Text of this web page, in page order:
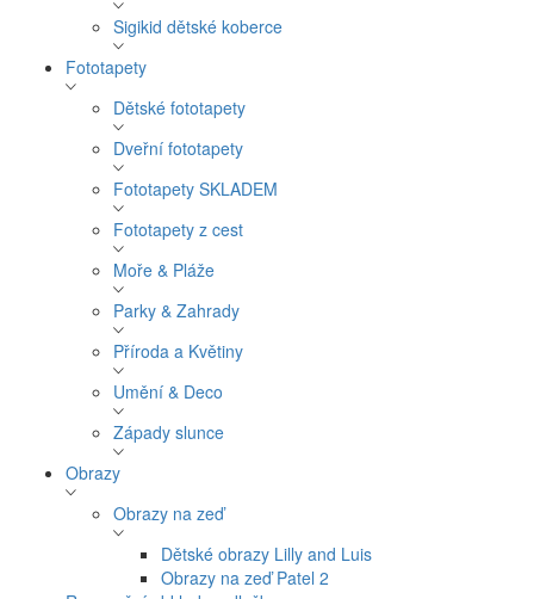
Sigikid dětské koberce
Fototapety
Dětské fototapety
Dveřní fototapety
Fototapety SKLADEM
Fototapety z cest
Moře & Pláže
Parky & Zahrady
Příroda a Květiny
Umění & Deco
Západy slunce
Obrazy
Obrazy na zeď
Dětské obrazy Lilly and Luis
Obrazy na zeď Patel 2